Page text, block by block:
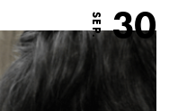
SEP. 30